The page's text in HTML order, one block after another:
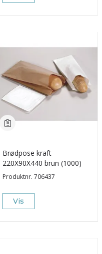
Brødpose kraft
220X90X440 brun (1000)
Produktnr. 706437
Vis